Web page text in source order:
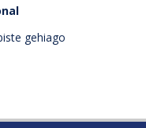
gehiago